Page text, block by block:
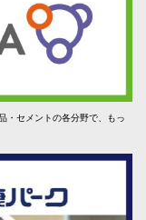
・セメントの各分野で、もっ